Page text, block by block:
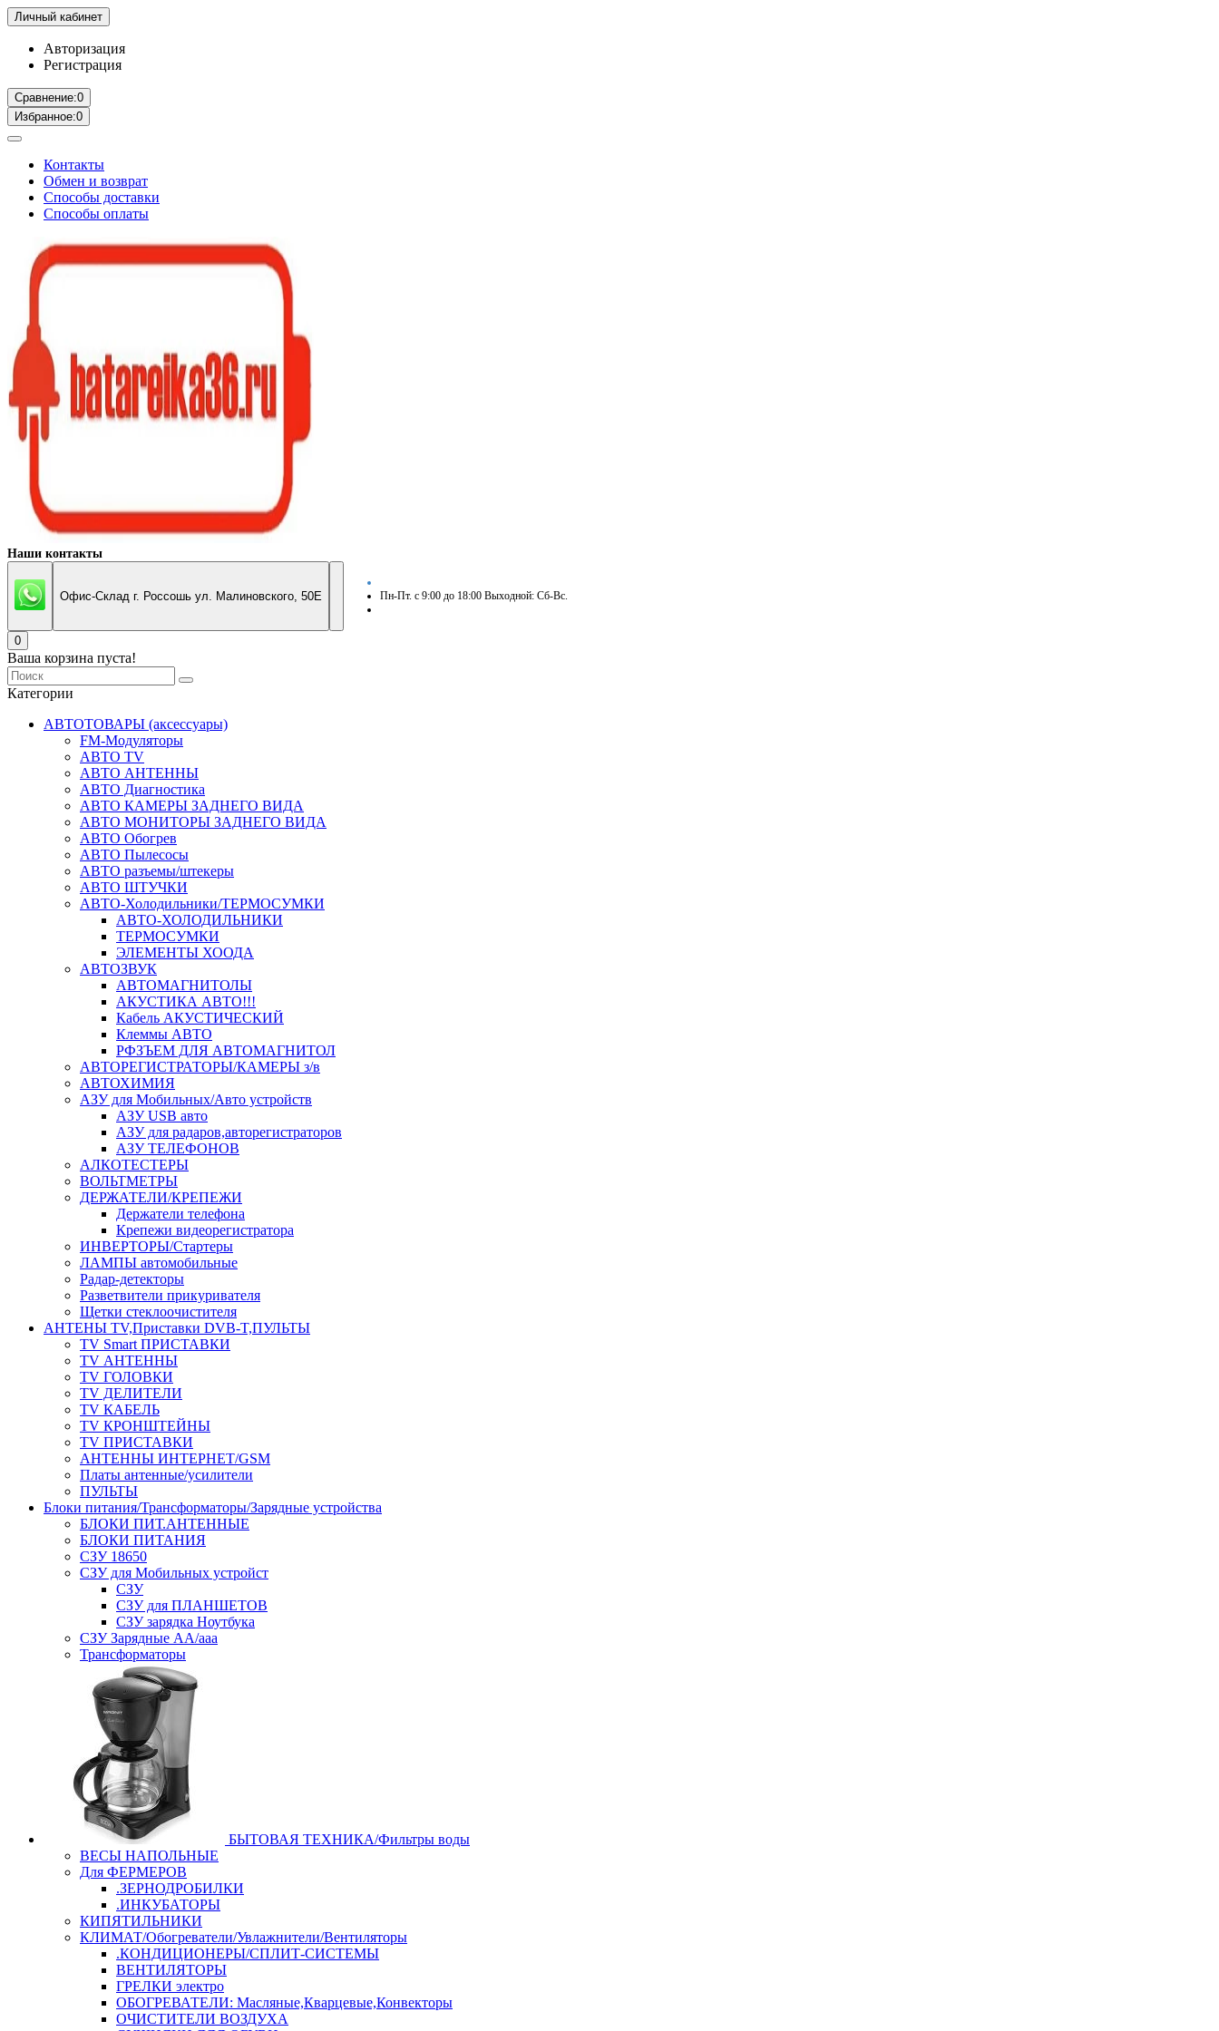
Личный кабинет
Авторизация
Регистрация
Сравнение:0
Избранное:0
Контакты
Обмен и возврат
Способы доставки
Способы оплаты
Наши контакты
Офис-Склад г. Россошь ул. Малиновского, 50Е Пн-Пт. с 9:00 до 18:00 Выходной: Сб-Вс.
0
Ваша корзина пуста!
Категории
АВТОТОВАРЫ (аксессуары)
FM-Модуляторы
АВТО TV
АВТО АНТЕННЫ
АВТО Диагностика
АВТО КАМЕРЫ ЗАДНЕГО ВИДА
АВТО МОНИТОРЫ ЗАДНЕГО ВИДА
АВТО Обогрев
АВТО Пылесосы
АВТО разъемы/штекеры
АВТО ШТУЧКИ
АВТО-Холодильники/ТЕРМОСУМКИ
АВТО-ХОЛОДИЛЬНИКИ
ТЕРМОСУМКИ
ЭЛЕМЕНТЫ ХООДА
АВТОЗВУК
АВТОМАГНИТОЛЫ
АКУСТИКА АВТО!!!
Кабель АКУСТИЧЕСКИЙ
Клеммы АВТО
РФЗЪЕМ ДЛЯ АВТОМАГНИТОЛ
АВТОРЕГИСТРАТОРЫ/КАМЕРЫ з/в
АВТОХИМИЯ
АЗУ для Мобильных/Авто устройств
АЗУ USB авто
АЗУ для радаров,авторегистраторов
АЗУ ТЕЛЕФОНОВ
АЛКОТЕСТЕРЫ
ВОЛЬТМЕТРЫ
ДЕРЖАТЕЛИ/КРЕПЕЖИ
Держатели телефона
Крепежи видеорегистратора
ИНВЕРТОРЫ/Стартеры
ЛАМПЫ автомобильные
Радар-детекторы
Разветвители прикуривателя
Щетки стеклоочистителя
АНТЕНЫ ТV,Приставки DVB-T,ПУЛЬТЫ
TV Smart ПРИСТАВКИ
TV АНТЕННЫ
TV ГОЛОВКИ
TV ДЕЛИТЕЛИ
TV КАБЕЛЬ
TV КРОНШТЕЙНЫ
TV ПРИСТАВКИ
АНТЕННЫ ИНТЕРНЕТ/GSM
Платы антенные/усилители
ПУЛЬТЫ
Блоки питания/Трансформаторы/Зарядные устройства
БЛОКИ ПИТ.АНТЕННЫЕ
БЛОКИ ПИТАНИЯ
СЗУ 18650
СЗУ для Мобильных устройст
СЗУ
СЗУ для ПЛАНШЕТОВ
СЗУ зарядка Ноутбука
СЗУ Зарядные АА/ааа
Трансформаторы
БЫТОВАЯ ТЕХНИКА/Фильтры воды
ВЕСЫ НАПОЛЬНЫЕ
Для ФЕРМЕРОВ
.ЗЕРНОДРОБИЛКИ
.ИНКУБАТОРЫ
КИПЯТИЛЬНИКИ
КЛИМАТ/Обогреватели/Увлажнители/Вентиляторы
.КОНДИЦИОНЕРЫ/СПЛИТ-СИСТЕМЫ
ВЕНТИЛЯТОРЫ
ГРЕЛКИ электро
ОБОГРЕВАТЕЛИ: Масляные,Кварцевые,Конвекторы
ОЧИСТИТЕЛИ ВОЗДУХА